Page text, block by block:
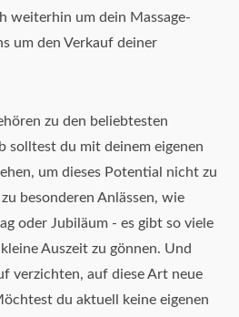
weiterhin um dein Massage-
um den Verkauf deiner
zu den beliebtesten
solltest du mit deinem eigenen
um dieses Potential nicht zu
besonderen Anlässen, wie
oder Jubiläum - es gibt so viele
Auszeit zu gönnen. Und
verzichten, auf diese Art neue
du aktuell keine eigenen